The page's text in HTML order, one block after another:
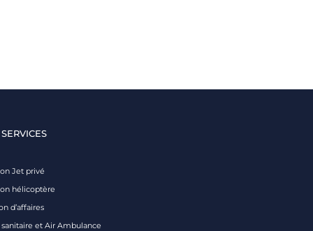
Jet privé
hélicoptère
d’affaires
et Air Ambulance